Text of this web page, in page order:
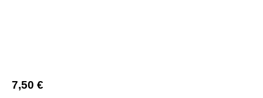
7,50 €